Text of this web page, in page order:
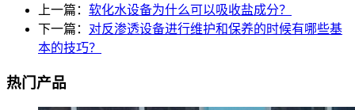
上一篇： 软化水设备为什么可以吸收盐成分？
下一篇： 对反渗透设备进行维护和保养的时候有哪些基
本的技巧？
热门产品